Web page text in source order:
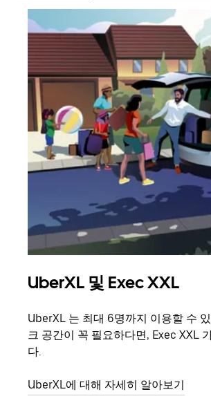
UberXL 및 Exec XXL
UberXL 는 최대 6명까지 이용할 수
크 공간이 꼭 필요하다면, Exec XXL
다.
UberXL에 대해 자세히 알아보기